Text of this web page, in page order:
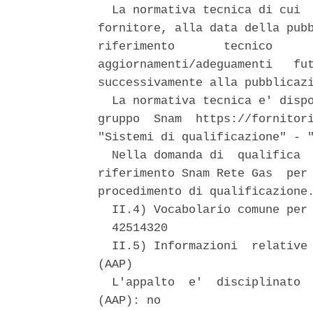
La normativa tecnica di cui
fornitore, alla data della
riferimento       tecnico
aggiornamenti/adeguamenti
successivamente alla
La normativa tecnica e'
gruppo  Snam  https://
"Sistemi di qualificazione" -
Nella domanda di  qualifica
riferimento Snam Rete Gas
procedimento di
II.4) Vocabolario comune
  42514320
II.5) Informazioni
(AAP)
L'appalto  e'  disciplinato
(AAP): no